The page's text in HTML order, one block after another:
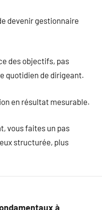
devenir gestionnaire
des objectifs, pas
quotidien de dirigeant.
en résultat mesurable.
vous faites un pas
structurée, plus
à